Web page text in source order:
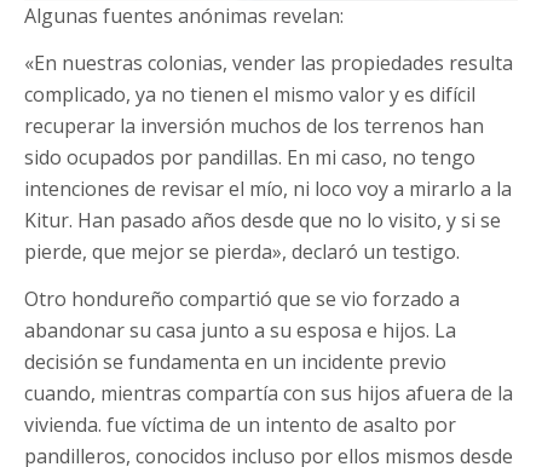
Algunas fuentes anónimas revelan:
«En nuestras colonias, vender las propiedades resulta
complicado, ya no tienen el mismo valor y es difícil
recuperar la inversión muchos de los terrenos han
sido ocupados por pandillas. En mi caso, no tengo
intenciones de revisar el mío, ni loco voy a mirarlo a la
Kitur. Han pasado años desde que no lo visito, y si se
pierde, que mejor se pierda», declaró un testigo.
Otro hondureño compartió que se vio forzado a
abandonar su casa junto a su esposa e hijos. La
decisión se fundamenta en un incidente previo
cuando, mientras compartía con sus hijos afuera de la
vivienda. fue víctima de un intento de asalto por
pandilleros, conocidos incluso por ellos mismos desde